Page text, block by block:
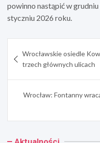
powinno nastąpić w
styczniu 2026 roku.
wpisu
Wrocławskie osiedle
trzech głównych ulicach
Wrocław: Fontanny